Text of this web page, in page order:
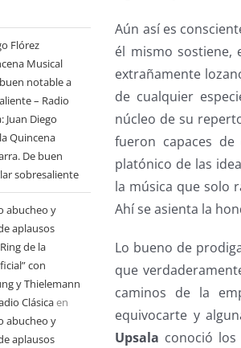
Flórez
Musical
notable a
– Radio
Juan Diego
Quincena
De buen
sobresaliente
abucheo y
aplausos
de la
con
y Thielemann
Clásicaen
abucheo y
aplausos
Aún así es
él mismo sostiene,
extrañamente
de cualquier
núcleo de su
fueron capaces
platónico de las
la música que solo
Ahí se asienta la
Lo bueno de
que
caminos de la
equivocarte y
Upsala conoció